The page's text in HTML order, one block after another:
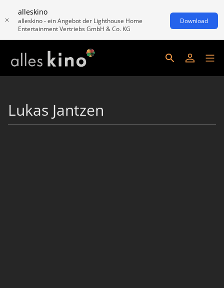
alleskino
alleskino - ein Angebot der Lighthouse Home
Entertainment Vertriebs GmbH & Co. KG
Download
Lukas Jantzen